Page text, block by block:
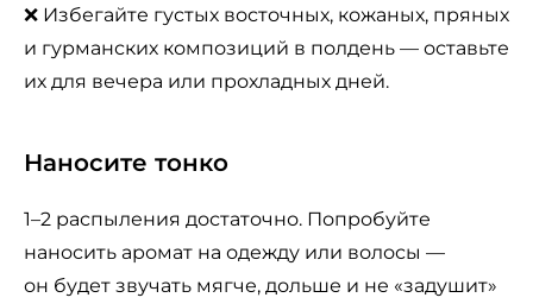
❌ Избегайте густых восточных, кожаных, пряных
и гурманских композиций в полдень — оставьте
их для вечера или прохладных дней.
Наносите тонко
1–2 распыления достаточно. Попробуйте
наносить аромат на одежду или волосы —
он будет звучать мягче, дольше и не «задушит»